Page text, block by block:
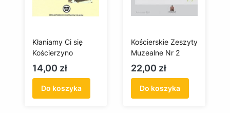
Kłaniamy Ci się
Kościerzyno
Cena
14,00 zł
Do koszyka
Kościerskie Zeszyty
Muzealne Nr 2
Cena
22,00 zł
Do koszyka